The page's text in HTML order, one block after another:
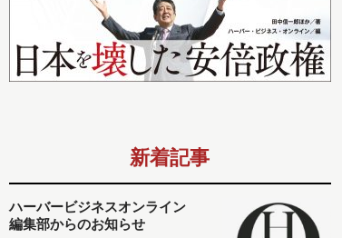
新着記事
ハーバービジネスオンライン
編集部からのお知らせ